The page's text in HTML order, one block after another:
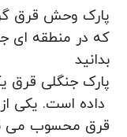
که در منطقه ای
بدانید
پارک جنگلی قرق
داده است. یکی
قرق محسوب می